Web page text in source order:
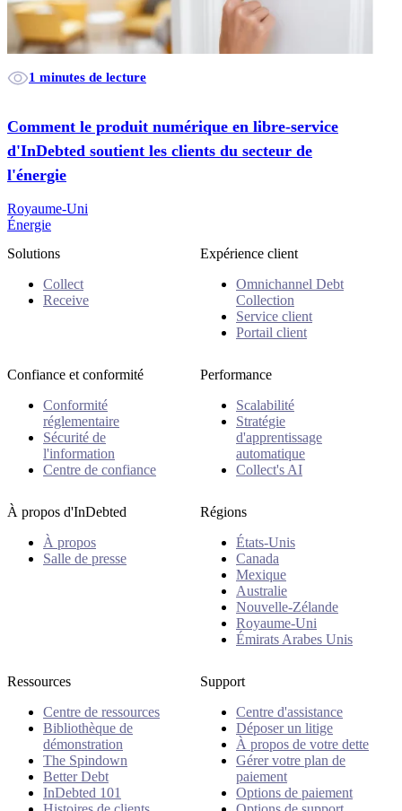
1 minutes de lecture
Comment le produit numérique en libre-service
d'InDebted soutient les clients du secteur de
l'énergie
Royaume-Uni
Énergie
Solutions
Collect
Receive
Expérience client
Omnichannel Debt
Collection
Service client
Portail client
Confiance et conformité
Conformité
réglementaire
Sécurité de
l'information
Centre de confiance
Performance
Scalabilité
Stratégie
d'apprentissage
automatique
Collect's AI
À propos d'InDebted
À propos
Salle de presse
Régions
États-Unis
Canada
Mexique
Australie
Nouvelle-Zélande
Royaume-Uni
Émirats Arabes Unis
Ressources
Centre de ressources
Bibliothèque de
démonstration
The Spindown
Better Debt
InDebted 101
Support
Centre d'assistance
Déposer un litige
À propos de votre dette
Gérer votre plan de
paiement
Options de paiement